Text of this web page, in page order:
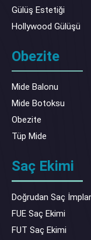
Gülüş Estetiği
Hollywood Gülüşü
Obezite
Mide Balonu
Mide Botoksu
Obezite
Tüp Mide
Saç Ekimi
Doğrudan Saç
FUE Saç Ekimi
FUT Saç Ekimi